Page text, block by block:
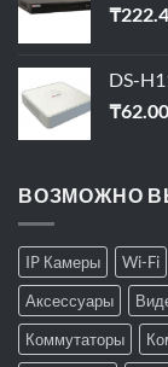
₸
DS-
₸
ВОЗМОЖНО
IP Камеры Wi-Fi
Аксессуары
Коммутаторы